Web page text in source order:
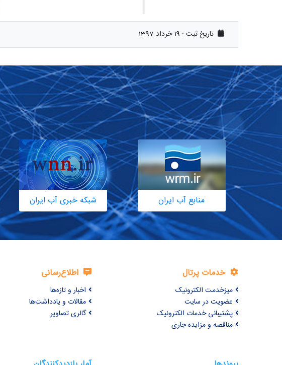
تاریخ ثبت : 19 خرداد 1397
منابع آب ایران شبکه خبری آب ایران
خدمات پرتال
میزخدمت الکترونیک
عضویت در سایت
پشتیبانی خدمات الکترونیک
مناقصه و مزایده جاری
اطلاع‌رسانی
اخبار و تازه‌ها
مقالات و یادداشت‌ها
گالری تصاویر